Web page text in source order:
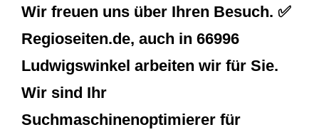
Wir freuen uns über Ihren Besuch. ✅
Regioseiten.de, auch in 66996
Ludwigswinkel arbeiten wir für Sie.
Wir sind Ihr
Suchmaschinenoptimierer für